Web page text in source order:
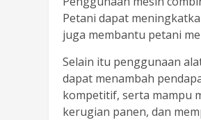
Petani dapat
juga membantu petani
Selain itu penggunaan
dapat menambah
kompetitif, serta mampu
kerugian panen, dan